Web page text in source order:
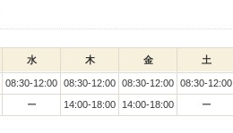
水 木 金 土
08:30-12:00 08:30-12:00 08:30-12:00 08:30-12:00
ー 14:00-18:00 14:00-18:00 ー